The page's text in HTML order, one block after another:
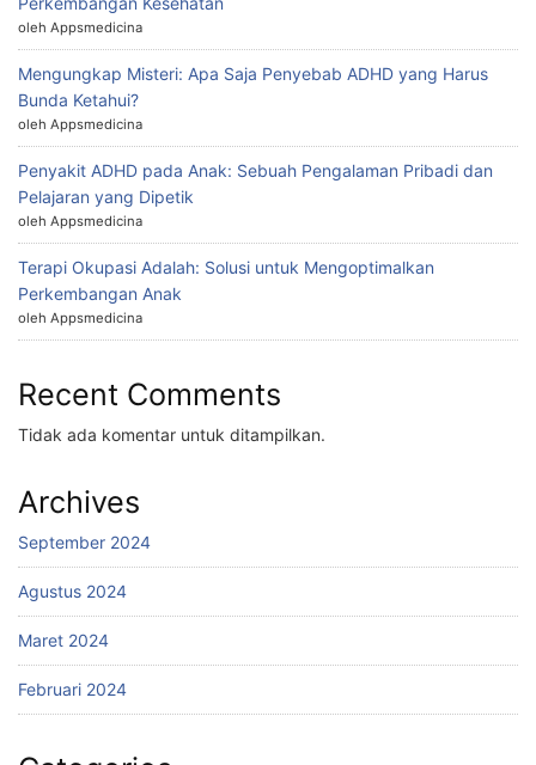
oleh Appsmedicina
Mengungkap Misteri: Apa Saja Penyebab ADHD yang Harus
Bunda Ketahui?
oleh Appsmedicina
Penyakit ADHD pada Anak: Sebuah Pengalaman Pribadi dan
Pelajaran yang Dipetik
oleh Appsmedicina
Terapi Okupasi Adalah: Solusi untuk Mengoptimalkan
Perkembangan Anak
oleh Appsmedicina
Recent Comments
Tidak ada komentar untuk ditampilkan.
Archives
September 2024
Agustus 2024
Maret 2024
Februari 2024